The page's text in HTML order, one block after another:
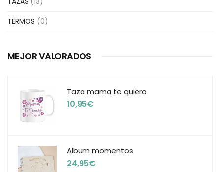
TERMOS (0)
MEJOR VALORADOS
Taza mama te quiero
10,95€
Album momentos
24,95€